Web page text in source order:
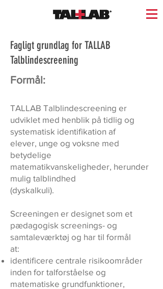
Fagligt grundlag for TALLAB
Talblindescreening
Formål:
TALLAB Talblindescreening er
udviklet med henblik på tidlig og
systematisk identifikation af
elever, unge og voksne med
betydelige
matematikvanskeligheder, herunder
mulig talblindhed
(dyskalkuli).
Screeningen er designet som et
pædagogisk screenings- og
samtaleværktøj og har til formål
at:
identificere centrale risikoområder
inden for talforståelse og
matematiske grundfunktioner,